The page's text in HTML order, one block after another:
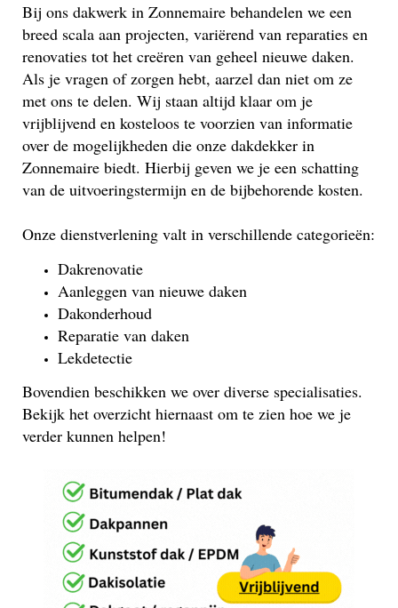
Bij ons dakwerk in Zonnemaire behandelen we een
breed scala aan projecten, variërend van reparaties en
renovaties tot het creëren van geheel nieuwe daken.
Als je vragen of zorgen hebt, aarzel dan niet om ze
met ons te delen. Wij staan altijd klaar om je
vrijblijvend en kosteloos te voorzien van informatie
over de mogelijkheden die onze dakdekker in
Zonnemaire biedt. Hierbij geven we je een schatting
van de uitvoeringstermijn en de bijbehorende kosten.
Onze dienstverlening valt in verschillende categorieën:
Dakrenovatie
Aanleggen van nieuwe daken
Dakonderhoud
Reparatie van daken
Lekdetectie
Bovendien beschikken we over diverse specialisaties.
Bekijk het overzicht hiernaast om te zien hoe we je
verder kunnen helpen!